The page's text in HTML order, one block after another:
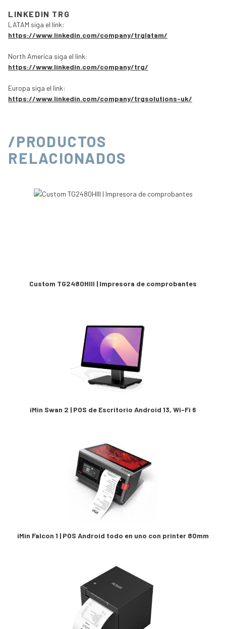
LINKEDIN TRG
LATAM siga el link:
https://www.linkedin.com/company/trglatam/
North America siga el link:
https://www.linkedin.com/company/trg/
Europa siga el link:
https://www.linkedin.com/company/trgsolutions-uk/
/PRODUCTOS
RELACIONADOS
Custom TG2480HIII | Impresora de comprobantes
iMin Swan 2 | POS de Escritorio Android 13, Wi-Fi 6
iMin Falcon 1 | POS Android todo en uno con printer 80mm